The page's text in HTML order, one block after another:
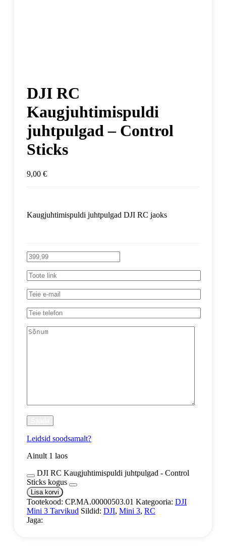
DJI RC
Kaugjuhtimispuldi
juhtpulgad – Control
Sticks
9,00 €
Kaugjuhtimispuldi juhtpulgad DJI RC jaoks
Leidsid soodsamalt?
Ainult 1 laos
DJI RC Kaugjuhtimispuldi juhtpulgad - Control
Sticks kogus
Lisa korvi
Tootekood: CP.MA.00000503.01 Kategooria: DJI
Mini 3 Tarvikud Sildid: DJI, Mini 3, RC
Jaga: